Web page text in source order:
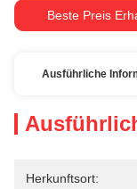
Beste Preis
Ausführliche
Herkunftsort: